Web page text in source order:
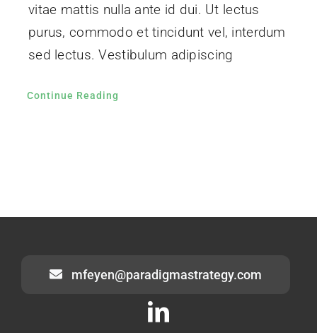
vitae mattis nulla ante id dui. Ut lectus
purus, commodo et tincidunt vel, interdum
sed lectus. Vestibulum adipiscing
Continue Reading
mfeyen@paradigmastrategy.com